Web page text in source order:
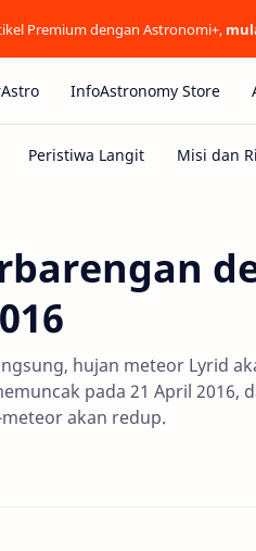
Premium dengan Astronomi+,
InfoAstronomy Store
hujan meteor Lyrid
pada 21 April 2016,
akan redup.